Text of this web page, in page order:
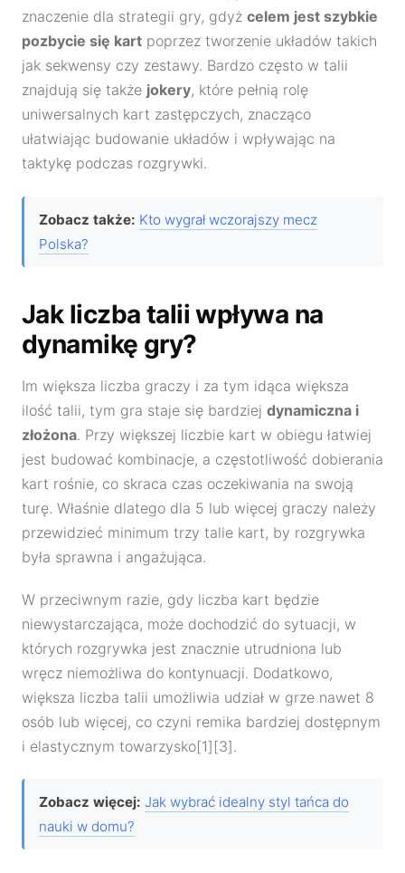
znaczenie dla strategii gry, gdyż celem jest szybkie
pozbycie się kart poprzez tworzenie układów takich
jak sekwensy czy zestawy. Bardzo często w talii
znajdują się także jokery, które pełnią rolę
uniwersalnych kart zastępczych, znacząco
ułatwiając budowanie układów i wpływając na
taktykę podczas rozgrywki.
Zobacz także: Kto wygrał wczorajszy mecz
Polska?
Jak liczba talii wpływa na
dynamikę gry?
Im większa liczba graczy i za tym idąca większa
ilość talii, tym gra staje się bardziej dynamiczna i
złożona. Przy większej liczbie kart w obiegu łatwiej
jest budować kombinacje, a częstotliwość dobierania
kart rośnie, co skraca czas oczekiwania na swoją
turę. Właśnie dlatego dla 5 lub więcej graczy należy
przewidzieć minimum trzy talie kart, by rozgrywka
była sprawna i angażująca.
W przeciwnym razie, gdy liczba kart będzie
niewystarczająca, może dochodzić do sytuacji, w
których rozgrywka jest znacznie utrudniona lub
wręcz niemożliwa do kontynuacji. Dodatkowo,
większa liczba talii umożliwia udział w grze nawet 8
osób lub więcej, co czyni remika bardziej dostępnym
i elastycznym towarzysko[1][3].
Zobacz więcej: Jak wybrać idealny styl tańca do
nauki w domu?